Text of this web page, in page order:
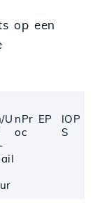
op een
U nPr
oc
EP
IOP
S